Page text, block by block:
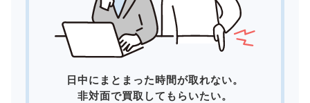
日中にまとまった時間が取れない。
非対面で買取してもらいたい。